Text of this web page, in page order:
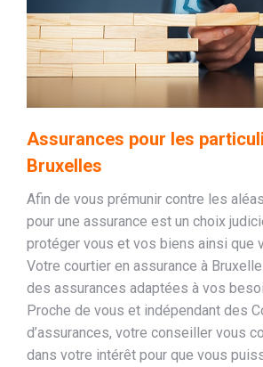
Assurances pour les
Bruxelles
Afin de vous prémunir contre les
pour une assurance est un choix
protéger vous et vos biens ainsi que
Votre courtier en assurance à
des assurances adaptées à vos
Proche de vous et indépendant des
d’assurances, votre conseiller vous
dans votre intérêt pour que vous